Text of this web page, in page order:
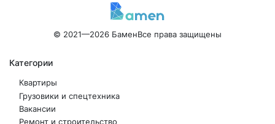
© 2021—2026 БаменВсе права защищены
Категории
Квартиры
Грузовики и спецтехника
Вакансии
Ремонт и строительство